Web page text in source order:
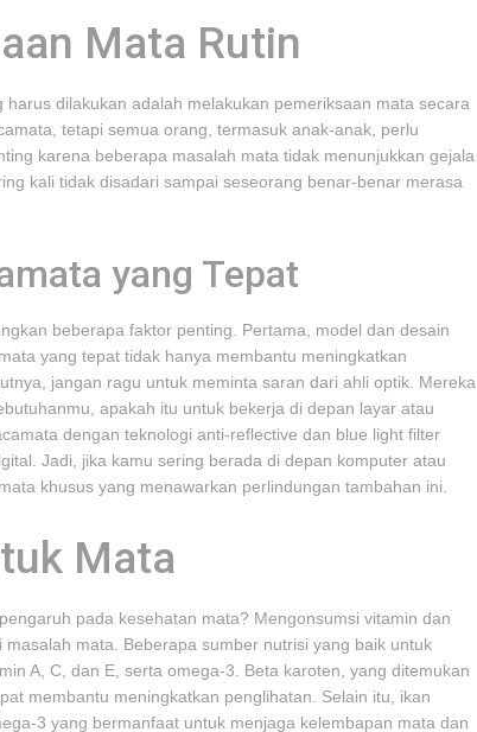
Mata Rutin
dilakukan adalah melakukan pemeriksaan mata secara
tetapi semua orang, termasuk anak-anak, perlu
karena beberapa masalah mata tidak menunjukkan gejala
kali tidak disadari sampai seseorang benar-benar merasa
yang Tepat
beberapa faktor penting. Pertama, model dan desain
yang tepat tidak hanya membantu meningkatkan
jangan ragu untuk meminta saran dari ahli optik. Mereka
apakah itu untuk bekerja di depan layar atau
dengan teknologi anti-reflective dan blue light filter
Jadi, jika kamu sering berada di depan komputer atau
khusus yang menawarkan perlindungan tambahan ini.
Mata
pada kesehatan mata? Mengonsumsi vitamin dan
mata. Beberapa sumber nutrisi yang baik untuk
A, C, dan E, serta omega-3. Beta karoten, yang ditemukan
membantu meningkatkan penglihatan. Selain itu, ikan
3 yang bermanfaat untuk menjaga kelembapan mata dan